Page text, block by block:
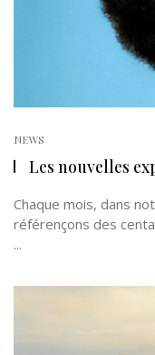
NEWS
Les nouvelles
Chaque mois, dans
référençons des
...